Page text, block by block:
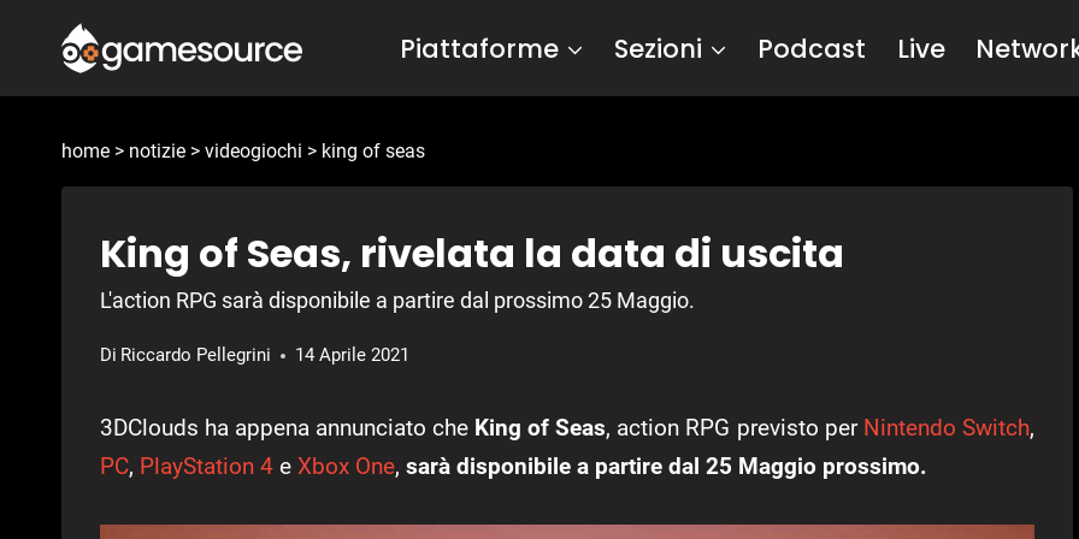
contenuto
Piattaforme Sezioni Podcast Live
home > notizie > videogiochi > king of seas
King of Seas, rivelata la data di uscita
L'action RPG sarà disponibile a partire dal prossimo 25 Maggio.
Di Riccardo Pellegrini 14 Aprile 2021
3DClouds ha appena annunciato che King of Seas, action RPG previsto per Nintendo Switch,
PC, PlayStation 4 e Xbox One, sarà disponibile a partire dal 25 Maggio prossimo.